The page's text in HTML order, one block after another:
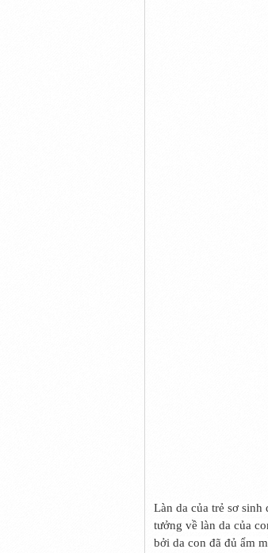
Làn da của trẻ sơ
tưởng về làn da của
bởi da con đã đủ ẩm